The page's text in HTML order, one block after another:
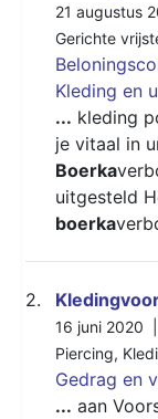
21 augustus
Gerichte
Kleding en
... kleding
je vitaal in
Boerka
uitgesteld
boerka
2.
16 juni 2020 |
Piercing,
Gedrag en
... aan